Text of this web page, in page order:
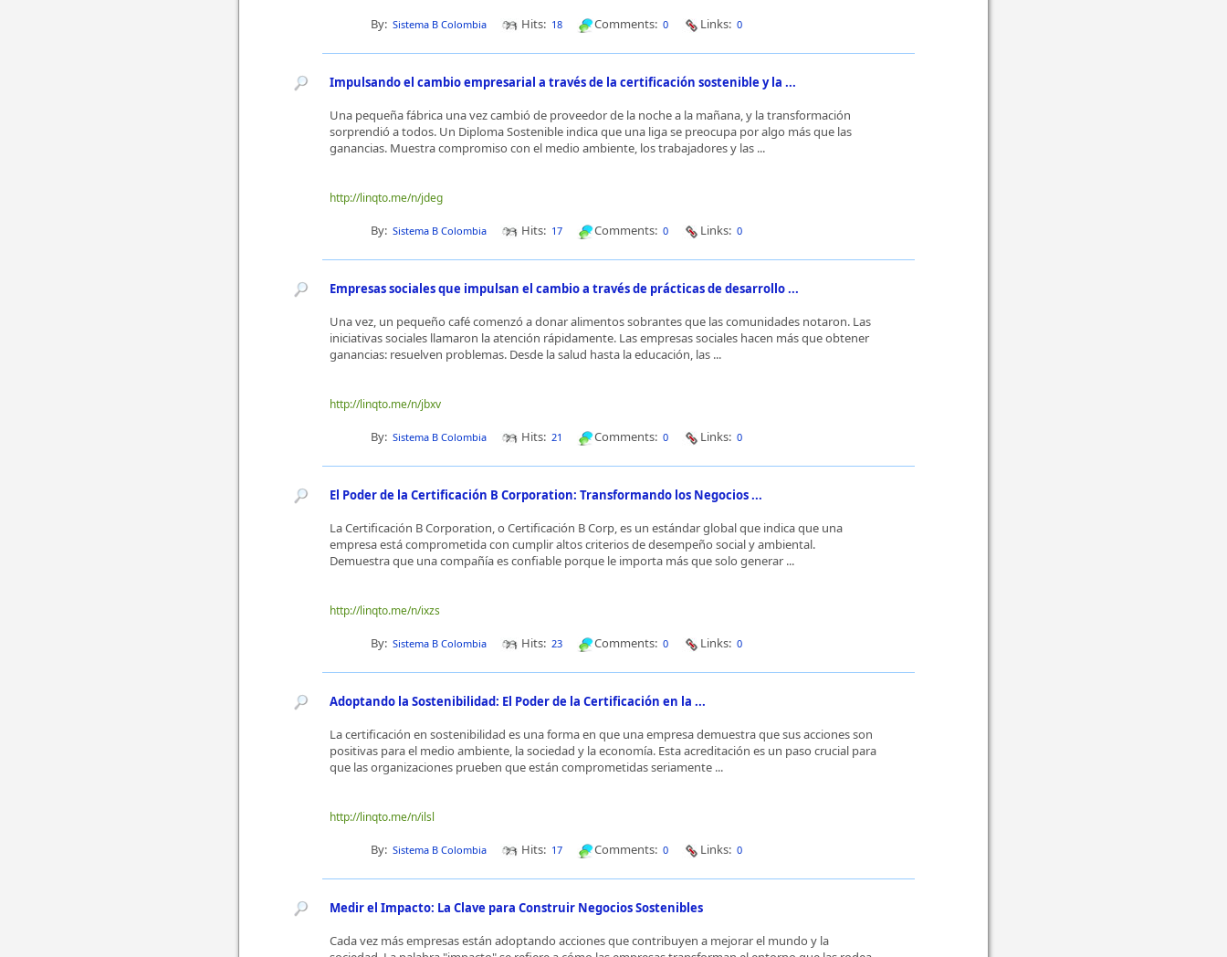
By: Sistema B Colombia Hits: 18 Comments: 0 Links: 0
Impulsando el cambio empresarial a través de la certificación sostenible y la ...
Una pequeña fábrica una vez cambió de proveedor de la noche a la mañana, y la transformación
sorprendió a todos. Un Diploma Sostenible indica que una liga se preocupa por algo más que las
ganancias. Muestra compromiso con el medio ambiente, los trabajadores y las ...
http://linqto.me/n/jdeg
By: Sistema B Colombia Hits: 17 Comments: 0 Links: 0
Empresas sociales que impulsan el cambio a través de prácticas de desarrollo ...
Una vez, un pequeño café comenzó a donar alimentos sobrantes que las comunidades notaron. Las
iniciativas sociales llamaron la atención rápidamente. Las empresas sociales hacen más que obtener
ganancias: resuelven problemas. Desde la salud hasta la educación, las ...
http://linqto.me/n/jbxv
By: Sistema B Colombia Hits: 21 Comments: 0 Links: 0
El Poder de la Certificación B Corporation: Transformando los Negocios ...
La Certificación B Corporation, o Certificación B Corp, es un estándar global que indica que una
empresa está comprometida con cumplir altos criterios de desempeño social y ambiental.
Demuestra que una compañía es confiable porque le importa más que solo generar ...
http://linqto.me/n/ixzs
By: Sistema B Colombia Hits: 23 Comments: 0 Links: 0
Adoptando la Sostenibilidad: El Poder de la Certificación en la ...
La certificación en sostenibilidad es una forma en que una empresa demuestra que sus acciones son
positivas para el medio ambiente, la sociedad y la economía. Esta acreditación es un paso crucial para
que las organizaciones prueben que están comprometidas seriamente ...
http://linqto.me/n/ilsl
By: Sistema B Colombia Hits: 17 Comments: 0 Links: 0
Medir el Impacto: La Clave para Construir Negocios Sostenibles
Cada vez más empresas están adoptando acciones que contribuyen a mejorar el mundo y la